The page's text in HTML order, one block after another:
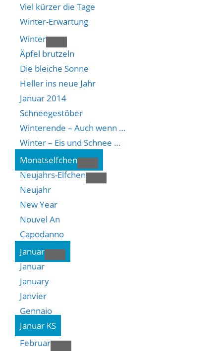
Viel kürzer die Tage
Winter-Erwartung
Winter
Äpfel brutzeln
Die bleiche Sonne
Heller ins neue Jahr
Januar 2014
Schneegestöber
Winterende – Auch wenn …
Winter – Eis und Schnee …
Monatselfchen
Neujahrs-Elfchen
Neujahr
New Year
Nouvel An
Capodanno
Januar
Januar
January
Janvier
Gennaio
Januar KS
Februar